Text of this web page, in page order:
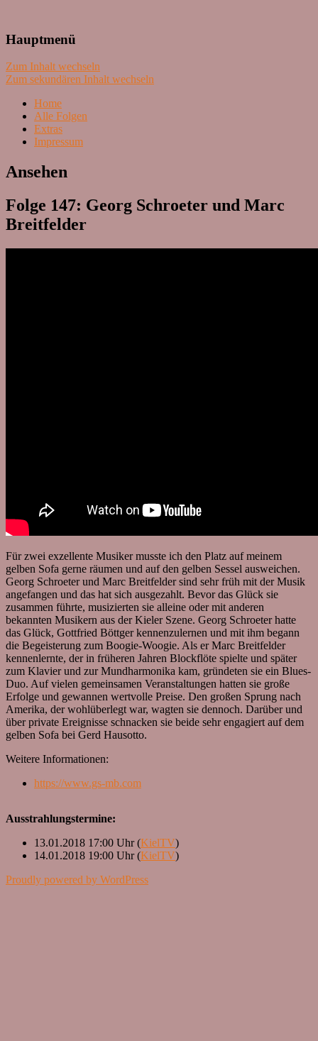
Lass mal schnacken!
Hauptmenü
Zum Inhalt wechseln
Zum sekundären Inhalt wechseln
Home
Alle Folgen
Extras
Impressum
Ansehen
Folge 147: Georg Schroeter und Marc
Breitfelder
Für zwei exzellente Musiker musste ich den Platz auf meinem
gelben Sofa gerne räumen und auf den gelben Sessel ausweichen.
Georg Schroeter und Marc Breitfelder sind sehr früh mit der Musik
angefangen und das hat sich ausgezahlt. Bevor das Glück sie
zusammen führte, musizierten sie alleine oder mit anderen
bekannten Musikern aus der Kieler Szene. Georg Schroeter hatte
das Glück, Gottfried Böttger kennenzulernen und mit ihm begann
die Begeisterung zum Boogie-Woogie. Als er Marc Breitfelder
kennenlernte, der in früheren Jahren Blockflöte spielte und später
zum Klavier und zur Mundharmonika kam, gründeten sie ein Blues-
Duo. Auf vielen gemeinsamen Veranstaltungen hatten sie große
Erfolge und gewannen wertvolle Preise. Den großen Sprung nach
Amerika, der wohlüberlegt war, wagten sie dennoch. Darüber und
über private Ereignisse schnacken sie beide sehr engagiert auf dem
gelben Sofa bei Gerd Hausotto.
Weitere Informationen:
https://www.gs-mb.com
Ausstrahlungstermine:
13.01.2018 17:00 Uhr (KielTV)
14.01.2018 19:00 Uhr (KielTV)
Proudly powered by WordPress